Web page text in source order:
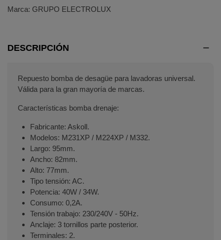
Marca: GRUPO ELECTROLUX
DESCRIPCIÓN
Repuesto bomba de desagüe para lavadoras universal.
Válida para la gran mayoría de marcas.
Características bomba drenaje:
Fabricante: Askoll.
Modelos: M231XP / M224XP / M332.
Largo: 95mm.
Ancho: 82mm.
Alto: 77mm.
Tipo tensión: AC.
Potencia: 40W / 34W.
Consumo: 0,2A.
Tensión trabajo: 230/240V - 50Hz.
Anclaje: 3 tornillos parte posterior.
Terminales: 2.